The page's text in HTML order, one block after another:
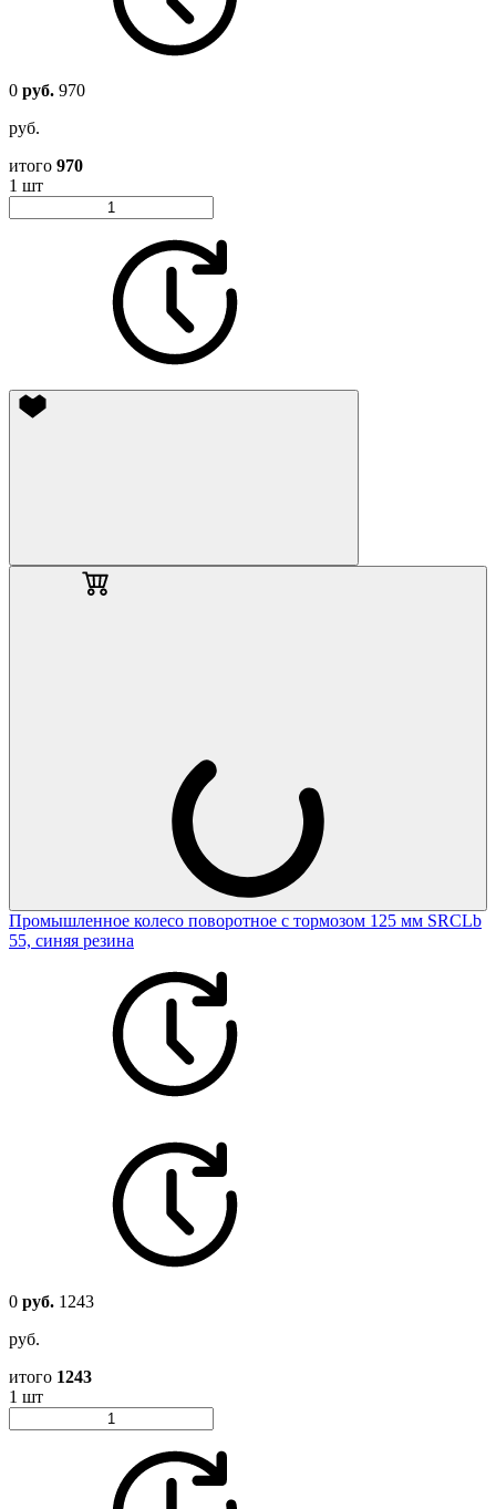
0 руб. 970
руб.
итого 970
1 шт
Промышленное колесо поворотное с тормозом 125 мм SRCLb
55, синяя резина
0 руб. 1243
руб.
итого 1243
1 шт